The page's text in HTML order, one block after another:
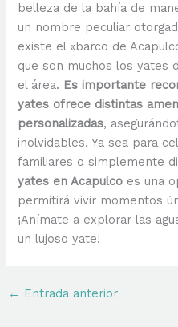
belleza de la bahía de
un nombre peculiar
existe el «barco de
que son muchos los yates
el área. Es importante
yates ofrece distintas
personalizadas,
inolvidables. Ya sea para
familiares o simplemente
yates en Acapulco es una
permitirá vivir momentos
¡Anímate a explorar las
un lujoso yate!
← Entrada anterior